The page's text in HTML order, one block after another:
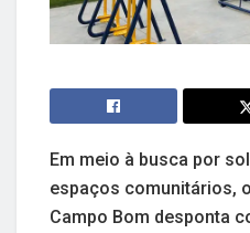
Em meio à busca por
espaços comunitários,
Campo Bom desponta